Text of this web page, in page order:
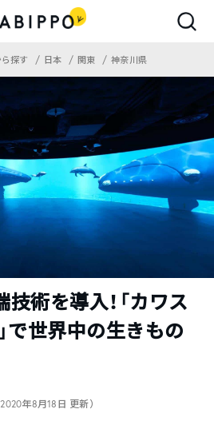
探す 日本 関東 神奈川県
術を導入！「カワス
で世界中の生きもの
年8月18日 更新）